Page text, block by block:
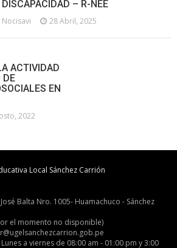
DISCAPACIDAD – R-NEE
Nocisavi 28 Abril, 2025
ACTIVIDAD
DE
EN
2022
Local Sánchez Carrión
Balta Nro. 1005- Huamachuco - Sánchez
el momento no disponible)
a viernes de 08:00 am - 01:00 pm y 3:00